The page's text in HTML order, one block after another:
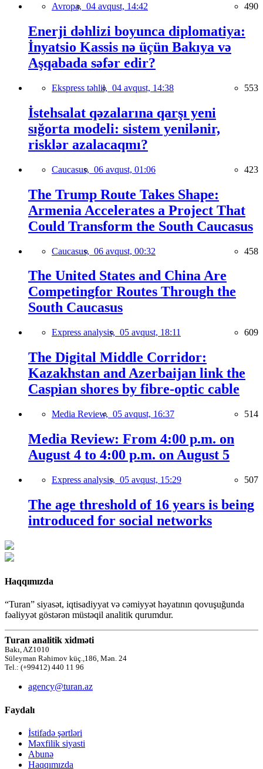
Avropa, 04 avqust, 14:42 490
Enerji dəhlizi boyunca diplomatiya:
İnyatsio Kassis nə üçün Bakıya və
Aşqabada səfər edir?
Ekspress təhlil, 04 avqust, 14:38 553
İstehsalat qəzalarına qarşı yeni
sığorta modeli: sistem yenilənir,
risklər azalacaqmı?
Caucasus, 06 avqust, 01:06 423
The Trump Route Takes Shape:
Armenia Accelerates a Project That
Could Transform the South Caucasus
Caucasus, 06 avqust, 00:32 458
The United States and China Are
Competingfor Routes Through the
South Caucasus
Express analysis, 05 avqust, 18:11 609
The Digital Middle Corridor:
Kazakhstan and Azerbaijan link the
Caspian shores by fibre-optic cable
Media Review, 05 avqust, 16:37 514
Media Review: From 4:00 p.m. on
August 4 to 4:00 p.m. on August 5
Express analysis, 05 avqust, 15:29 507
The age threshold of 16 years is being
introduced for social networks
Haqqımızda
“Turan” siyasət, iqtisadiyyat və cəmiyyət həyatının qovuşuğunda
fəaliyyət göstərən müstəqil analitik qurumdur.
Turan analitik xidməti
Bakı, AZ1010
Süleyman Rəhimov küç.,186, Mən. 24
Tel.: (+99412) 440 11 96
agency@turan.az
Faydalı
İstifadə şərtləri
Məxfilik siyasti
Abunə
Haqqımızda